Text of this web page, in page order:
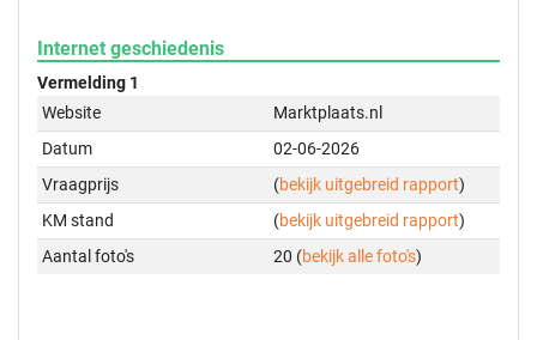
Internet geschiedenis
Vermelding 1
Website
Marktplaats.nl
Datum
02-06-2026
Vraagprijs
(bekijk uitgebreid rapport)
KM stand
(bekijk uitgebreid rapport)
Aantal foto's
20 (bekijk alle foto's)